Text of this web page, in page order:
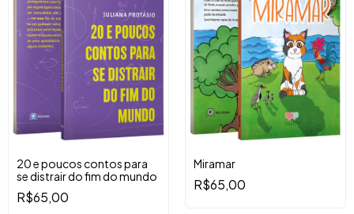
20 e poucos contos para
se distrair do fim do mundo
R$65,00
Miramar
R$65,00